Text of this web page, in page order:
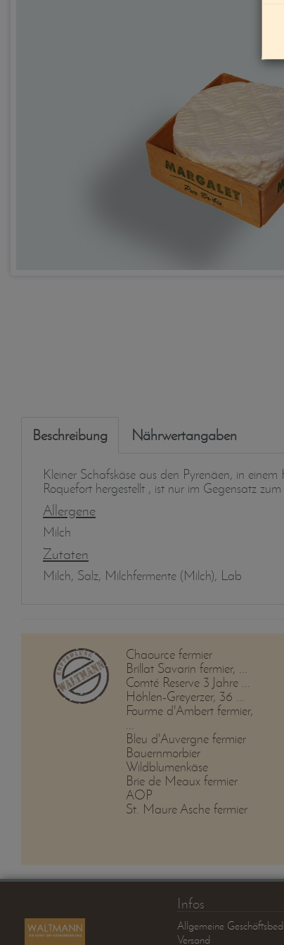
Beschreibung Nährwertangaben
Kleiner Schafskäse aus den Pyrenäen, in
Roquefort hergestellt , ist nur im Gegensatz
Allergene
Milch
Zutaten
Milch, Salz, Milchfermente (Milch), Lab
Chaource fermier
Brillat Savarin fermier, ...
Comté Reserve 3 Jahre ...
Höhlen-Greyerzer, 36 ...
Fourme d'Ambert fermier,
Bleu d'Auvergne fermier
Bauernmorbier
Wildblumenkäse
Brie de Meaux fermier
AOP
St. Maure Asche fermier
Infos
Allgemeine
Versand